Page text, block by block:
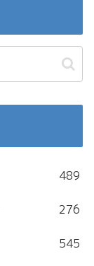
489
276
545